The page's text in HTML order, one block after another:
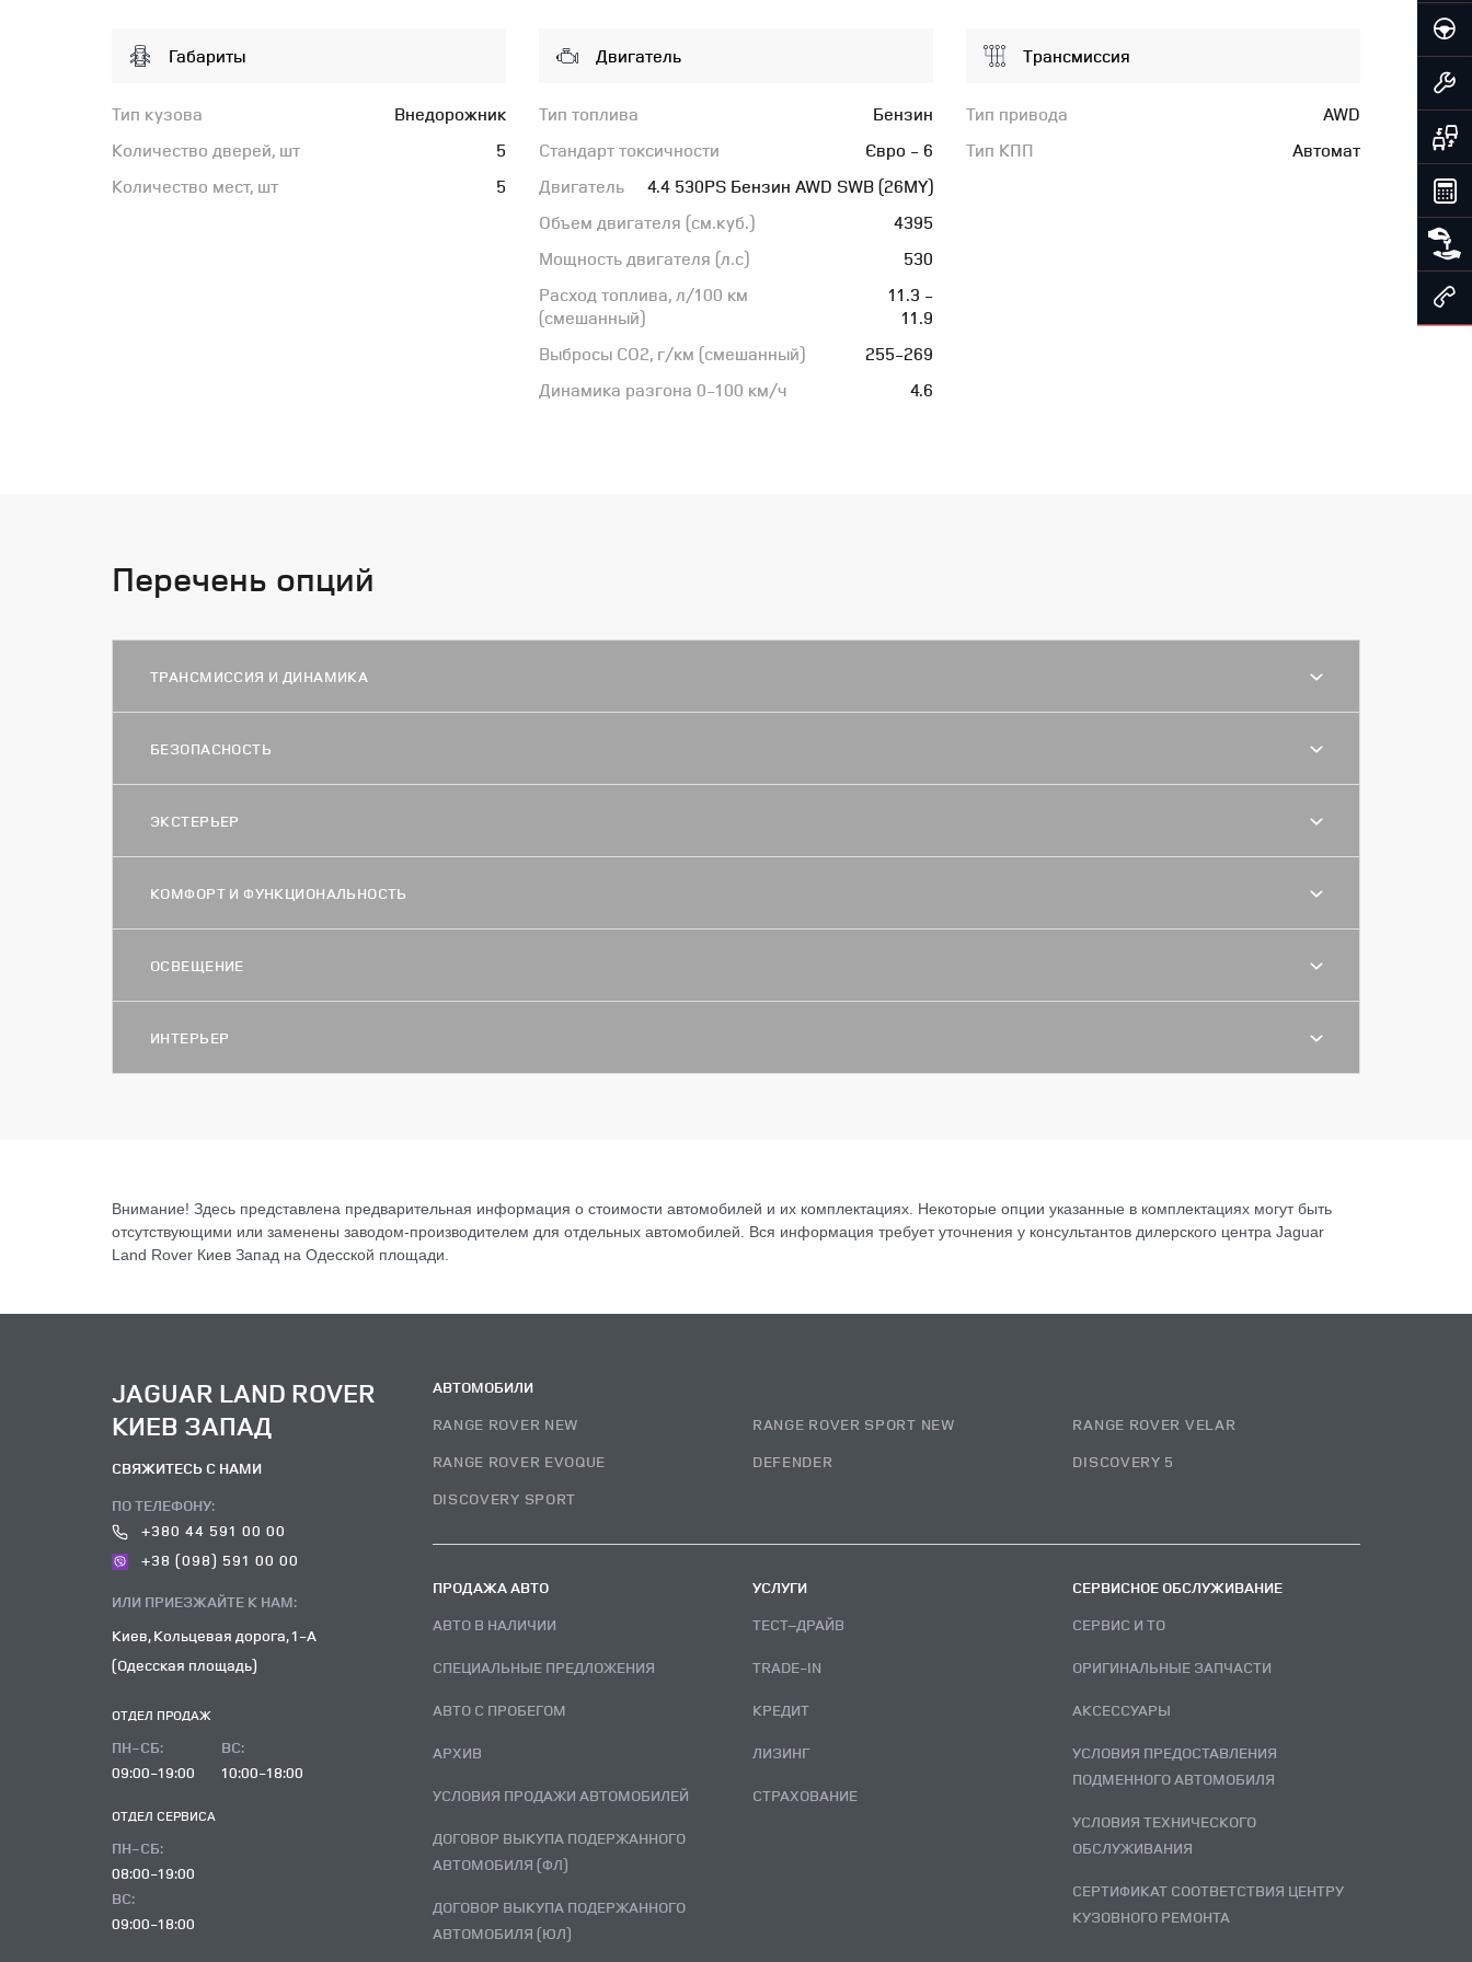
Габариты
Тип кузова
Внедорожник
Количество дверей, шт
5
Количество мест, шт
5
Двигатель
Тип топлива
Бензин
Стандарт токсичности
Євро - 6
Двигатель
4.4 530PS Бензин AWD SWB (26MY)
Объем двигателя (см.куб.)
4395
Мощность двигателя (л.с)
530
Расход топлива, л/100 км
(смешанный)
11.3 -
11.9
Выбросы CO2, г/км (смешанный)
255-269
Динамика разгона 0-100 км/ч
4.6
Трансмиссия
Тип привода
AWD
Тип КПП
Автомат
Перечень опций
ТРАНСМИССИЯ И ДИНАМИКА
БЕЗОПАСНОСТЬ
ЭКСТЕРЬЕР
КОМФОРТ И ФУНКЦИОНАЛЬНОСТЬ
ОСВЕЩЕНИЕ
ИНТЕРЬЕР
Внимание! Здесь представлена предварительная информация о стоимости автомобилей и их комплектациях. Некоторые опции указанные в комплектациях могут быть
отсутствующими или заменены заводом-производителем для отдельных автомобилей. Вся информация требует уточнения у консультантов дилерского центра Jaguar
Land Rover Киев Запад на Одесской площади.
JAGUAR LAND ROVER
КИЕВ ЗАПАД
СВЯЖИТЕСЬ С НАМИ
ПО ТЕЛЕФОНУ:
+380 44 591 00 00
+38 (098) 591 00 00
ИЛИ ПРИЕЗЖАЙТЕ К НАМ:
Киев, Кольцевая дорога, 1-А
(Одесская площадь)
ОТДЕЛ ПРОДАЖ
ПН-СБ:
09:00-19:00
ВC:
10:00-18:00
ОТДЕЛ CЕРВИСА
ПН-СБ:
08:00-19:00
ВC:
09:00-18:00
АВТОМОБИЛИ
RANGE ROVER NEW
RANGE ROVER SPORT NEW
RANGE ROVER VELAR
RANGE ROVER EVOQUE
DEFENDER
DISCOVERY 5
DISCOVERY SPORT
ПРОДАЖА АВТО
АВТО В НАЛИЧИИ
СПЕЦИАЛЬНЫЕ ПРЕДЛОЖЕНИЯ
АВТО С ПРОБЕГОМ
АРХИВ
УСЛОВИЯ ПРОДАЖИ АВТОМОБИЛЕЙ
ДОГОВОР ВЫКУПА ПОДЕРЖАННОГО
АВТОМОБИЛЯ (ФЛ)
ДОГОВОР ВЫКУПА ПОДЕРЖАННОГО
АВТОМОБИЛЯ (ЮЛ)
УСЛУГИ
ТЕСТ–ДРАЙВ
TRADE-IN
КРЕДИТ
ЛИЗИНГ
СТРАХОВАНИЕ
СЕРВИСНОЕ ОБСЛУЖИВАНИЕ
СЕРВИС И ТО
ОРИГИНАЛЬНЫЕ ЗАПЧАСТИ
АКСЕССУАРЫ
УСЛОВИЯ ПРЕДОСТАВЛЕНИЯ
ПОДМЕННОГО АВТОМОБИЛЯ
УСЛОВИЯ ТЕХНИЧЕСКОГО
ОБСЛУЖИВАНИЯ
СЕРТИФИКАТ СООТВЕТСТВИЯ ЦЕНТРУ
КУЗОВНОГО РЕМОНТА